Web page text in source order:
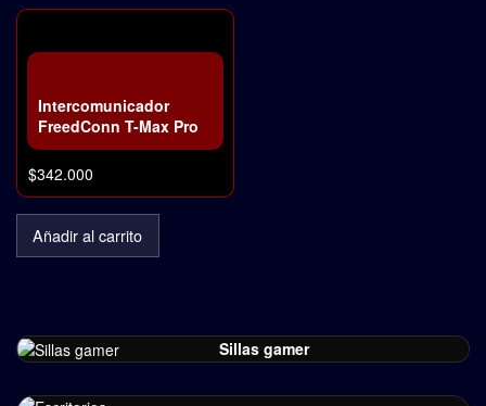
Intercomunicador
FreedConn T-Max Pro
$342.000
Añadir al carrito
Sillas gamer